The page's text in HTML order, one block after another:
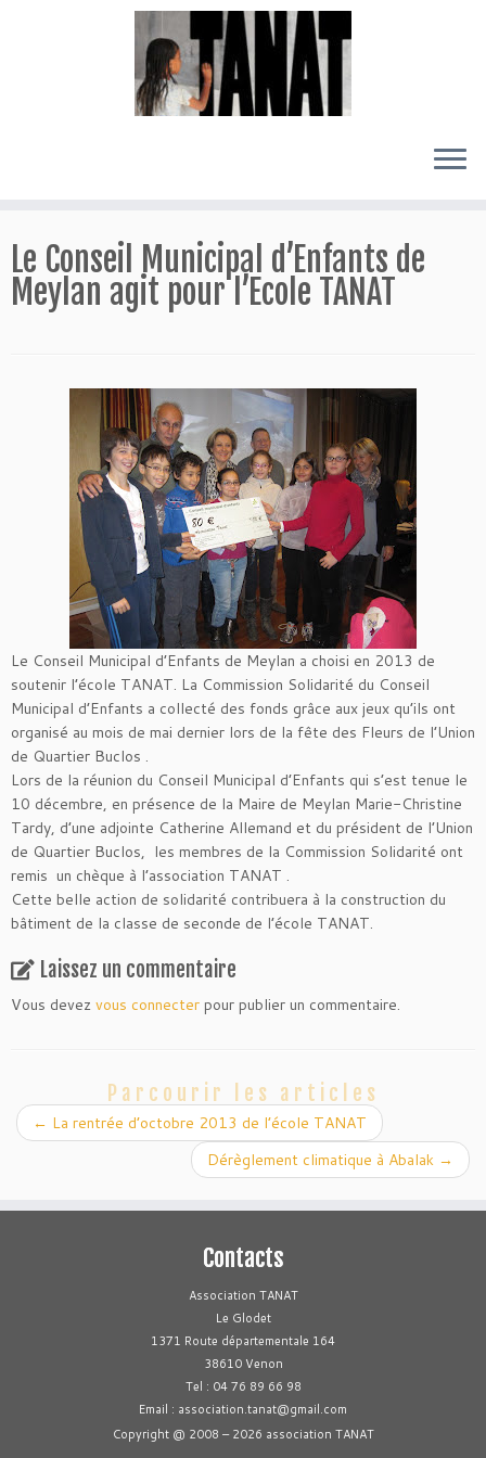
au
contenu
Le Conseil Municipal d’Enfants de
Meylan agit pour l’Ecole TANAT
Le Conseil Municipal d’Enfants de Meylan a choisi en 2013 de
soutenir l’école TANAT. La Commission Solidarité du Conseil
Municipal d’Enfants a collecté des fonds grâce aux jeux qu’ils ont
organisé au mois de mai dernier lors de la fête des Fleurs de l’Union
de Quartier Buclos .
Lors de la réunion du Conseil Municipal d’Enfants qui s’est tenue le
10 décembre, en présence de la Maire de Meylan Marie-Christine
Tardy, d’une adjointe Catherine Allemand et du président de l’Union
de Quartier Buclos, les membres de la Commission Solidarité ont
remis un chèque à l’association TANAT .
Cette belle action de solidarité contribuera à la construction du
bâtiment de la classe de seconde de l’école TANAT.
Laissez un commentaire
Vous devez vous connecter pour publier un commentaire.
Parcourir les articles
← La rentrée d’octobre 2013 de l’école TANAT
Dérèglement climatique à Abalak →
Contacts
Association TANAT
Le Glodet
1371 Route départementale 164
38610 Venon
Tel : 04 76 89 66 98
Email : association.tanat@gmail.com
Copyright @ 2008 – 2026 association TANAT